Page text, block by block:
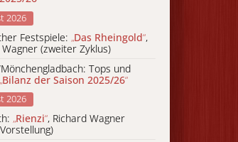
2026
Festspiele: „Das Rheingold“,
Wagner (zweiter Zyklus)
Tops und
„Bilanz der Saison 2025/26“
2026
„Rienzi“, Richard Wagner